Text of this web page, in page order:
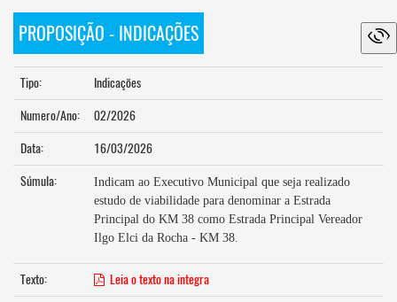
PROPOSIÇÃO - INDICAÇÕES
Tipo:
Indicações
Numero/Ano:
02/2026
Data:
16/03/2026
Súmula:
Indicam ao Executivo Municipal que seja realizado
estudo de viabilidade para denominar a Estrada
Principal do KM 38 como Estrada Principal Vereador
Ilgo Elci da Rocha - KM 38.
Texto:
Leia o texto na integra